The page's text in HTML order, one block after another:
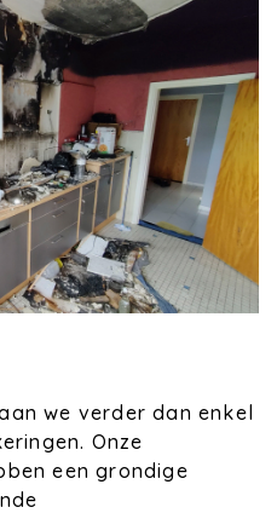
we verder dan enkel
Onze
een grondige